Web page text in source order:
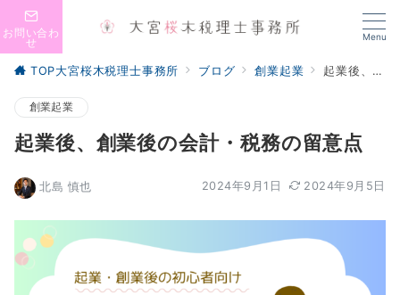
Menu
お問い合わ
せ
TOP大宮桜木税理士事務所 ブログ 創業起業 起業後、創業後の会計・税務の留意点
創業起業
起業後、創業後の会計・税務の留意点
2024年9月1日 2024年9月5日
北島 慎也